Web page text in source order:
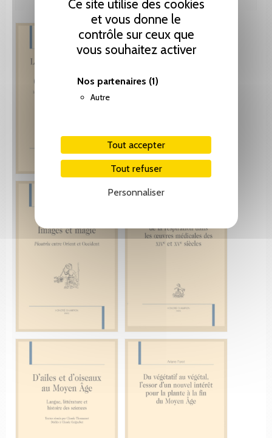
Ce site utilise des cookies
et vous donne le
contrôle sur ceux que
vous souhaitez activer
Nos partenaires (1)
Autre
Tout accepter
Tout refuser
Personnaliser